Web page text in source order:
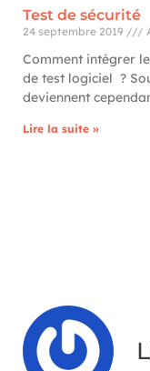
Test de sécurité
24 septembre 2019
Comment intégrer
de test logiciel ?
deviennent
Lire la suite »